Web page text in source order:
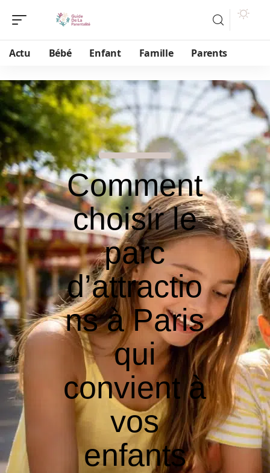
Actu Bébé Enfant Famille Parents
Comment
choisir le
parc
d’attractio
ns à Paris
qui
convient à
vos
enfants